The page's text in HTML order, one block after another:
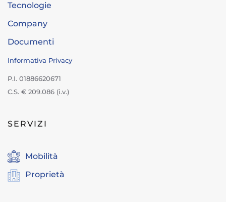
Tecnologie
Company
Documenti
Informativa Privacy
P.I. 01886620671
C.S. € 209.086 (i.v.)
SERVIZI
Mobilità
Proprietà